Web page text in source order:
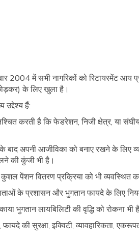
2004 में सभी नागरिकों को रिटायरमेंट
के लिए खुला है।
हैं:
करती है कि फेडरेशन, निजी क्षेत्र, या
बाद अपनी आजीविका को बनाए रखने के लिए
की कुंजी भी है।
पेंशन वितरण प्रक्रिया को भी व्यवस्थित
के प्रशासन और भुगतान फायदे के लिए
भुगतान लायबिलिटी की वृद्धि को रोकना भी
फायदे की सुरक्षा, इक्विटी, व्यावहारिकता,